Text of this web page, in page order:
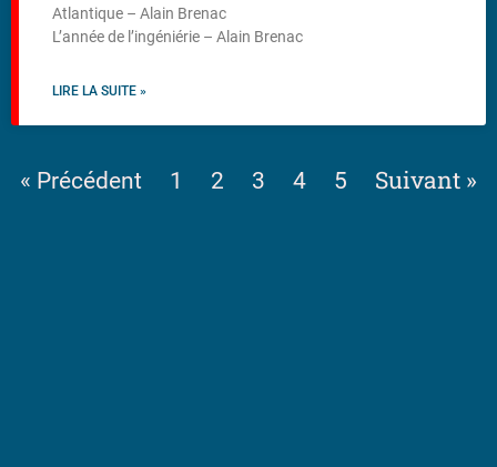
Atlantique – Alain Brenac
L’année de l’ingéniérie – Alain Brenac
LIRE LA SUITE »
« Précédent 1 2 3 4 5 Suivant »